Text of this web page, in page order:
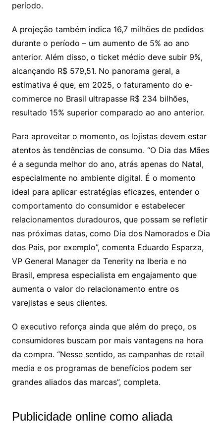
período.
A projeção também indica 16,7 milhões de pedidos
durante o período – um aumento de 5% ao ano
anterior. Além disso, o ticket médio deve subir 9%,
alcançando R$ 579,51. No panorama geral, a
estimativa é que, em 2025, o faturamento do e-
commerce no Brasil ultrapasse R$ 234 bilhões,
resultado 15% superior comparado ao ano anterior.
Para aproveitar o momento, os lojistas devem estar
atentos às tendências de consumo. “O Dia das Mães
é a segunda melhor do ano, atrás apenas do Natal,
especialmente no ambiente digital. É o momento
ideal para aplicar estratégias eficazes, entender o
comportamento do consumidor e estabelecer
relacionamentos duradouros, que possam se refletir
nas próximas datas, como Dia dos Namorados e Dia
dos Pais, por exemplo”, comenta Eduardo Esparza,
VP General Manager da Tenerity na Iberia e no
Brasil, empresa especialista em engajamento que
aumenta o valor do relacionamento entre os
varejistas e seus clientes.
O executivo reforça ainda que além do preço, os
consumidores buscam por mais vantagens na hora
da compra. “Nesse sentido, as campanhas de retail
media e os programas de benefícios podem ser
grandes aliados das marcas”, completa.
Publicidade online como aliada